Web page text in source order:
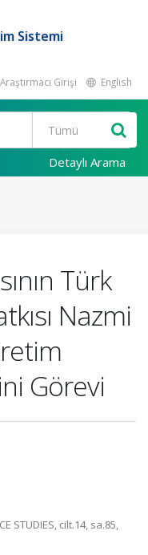
Sistemi
Araştırmacı Girişi English
Detaylı Arama
Türk
Nazmi
Görevi
STUDIES, cilt.14, sa.85,